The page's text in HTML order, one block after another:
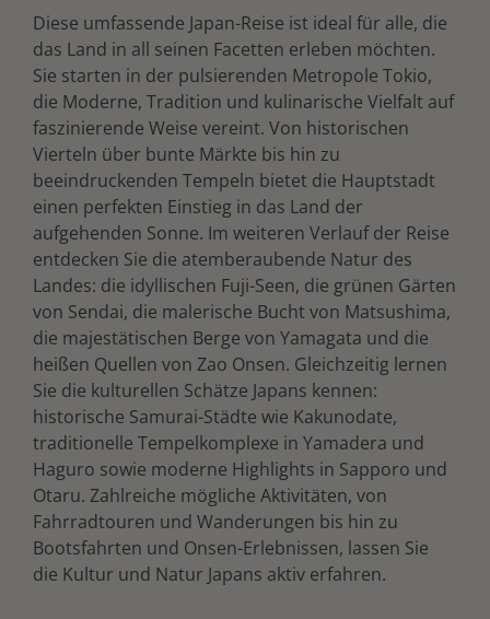
Diese umfassende Japan-Reise ist ideal für alle, die
das Land in all seinen Facetten erleben möchten.
Sie starten in der pulsierenden Metropole Tokio,
die Moderne, Tradition und kulinarische Vielfalt auf
faszinierende Weise vereint. Von historischen
Vierteln über bunte Märkte bis hin zu
beeindruckenden Tempeln bietet die Hauptstadt
einen perfekten Einstieg in das Land der
aufgehenden Sonne. Im weiteren Verlauf der Reise
entdecken Sie die atemberaubende Natur des
Landes: die idyllischen Fuji-Seen, die grünen Gärten
von Sendai, die malerische Bucht von Matsushima,
die majestätischen Berge von Yamagata und die
heißen Quellen von Zao Onsen. Gleichzeitig lernen
Sie die kulturellen Schätze Japans kennen:
historische Samurai-Städte wie Kakunodate,
traditionelle Tempelkomplexe in Yamadera und
Haguro sowie moderne Highlights in Sapporo und
Otaru. Zahlreiche mögliche Aktivitäten, von
Fahrradtouren und Wanderungen bis hin zu
Bootsfahrten und Onsen-Erlebnissen, lassen Sie
die Kultur und Natur Japans aktiv erfahren.